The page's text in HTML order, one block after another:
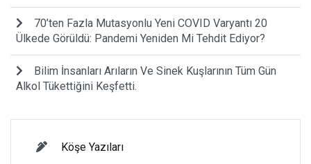
70’ten Fazla Mutasyonlu Yeni COVID Varyantı 20
Ülkede Görüldü: Pandemi Yeniden Mi Tehdit Ediyor?
Bilim İnsanları Arıların Ve Sinek Kuşlarının Tüm Gün
Alkol Tükettiğini Keşfetti.
Köşe Yazıları